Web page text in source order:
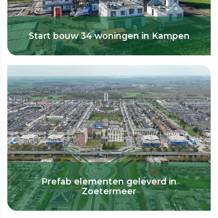
Start bouw 34 woningen in Kampen
Prefab elementen geleverd in
Zoetermeer